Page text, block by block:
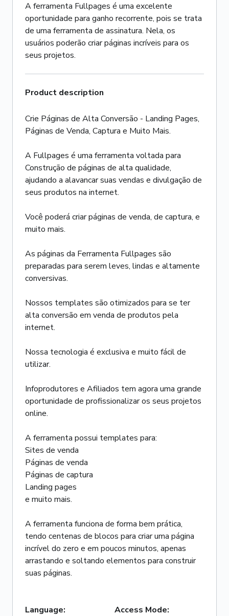
A ferramenta Fullpages é uma excelente
oportunidade para ganho recorrente, pois se trata
de uma ferramenta de assinatura. Nela, os
usuários poderão criar páginas incríveis para os
seus projetos.
Product description
Crie Páginas de Alta Conversão - Landing Pages,
Páginas de Venda, Captura e Muito Mais.
A Fullpages é uma ferramenta voltada para
Construção de páginas de alta qualidade,
ajudando a alavancar suas vendas e divulgação de
seus produtos na internet.
Você poderá criar páginas de venda, de captura, e
muito mais.
As páginas da Ferramenta Fullpages são
preparadas para serem leves, lindas e altamente
conversivas.
Nossos templates são otimizados para se ter
alta conversão em venda de produtos pela
internet.
Nossa tecnologia é exclusiva e muito fácil de
utilizar.
Infoprodutores e Afiliados tem agora uma grande
oportunidade de profissionalizar os seus projetos
online.
A ferramenta possui templates para:
Sites de venda
Páginas de venda
Páginas de captura
Landing pages
e muito mais.
A ferramenta funciona de forma bem prática,
tendo centenas de blocos para criar uma página
incrível do zero e em poucos minutos, apenas
arrastando e soltando elementos para construir
Language:
Access Mode: